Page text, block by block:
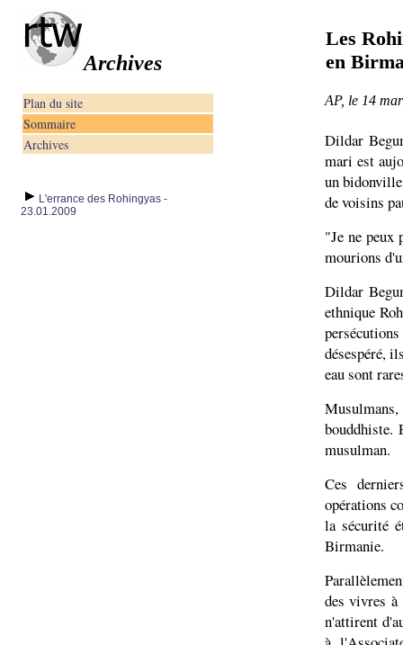
Archives
Plan du site
Sommaire
Archives
L'errance des Rohingyas -
23.01.2009
Les
en
AP, le 14
Dildar
mari est
un
de voisins
"Je ne
mourions
Dildar
ethnique
désespéré,
eau sont
bouddhiste.
musulman.
Ces
opérations
la sécurité
Birmanie.
des vivres
n'attirent